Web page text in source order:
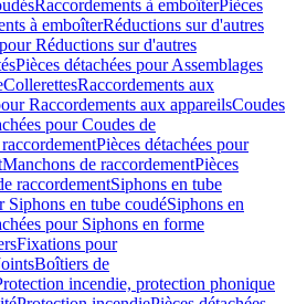
Raccordements à emboîterPièces
à emboîterRéductions sur d'autres
Réductions sur d'autres
Pièces détachées pour Assemblages
CollerettesRaccordements aux
Raccordements aux appareilsCoudes
pour Coudes de
Pièces détachées pour
Manchons de raccordementPièces
raccordementSiphons en tube
Siphons en tube coudéSiphons en
pour Siphons en forme
Fixations pour
Boîtiers de
incendie, protection phonique